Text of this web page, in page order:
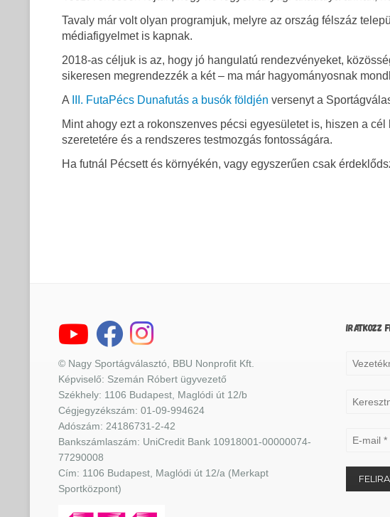
Tavaly már volt olyan programjuk, melyre az ország félszáz
médiafigyelmet is kapnak.
2018-as céljuk is az, hogy jó hangulatú rendezvényeket,
sikeresen megrendezzék a két – ma már hagyományosnak
A
III. FutaPécs Dunafutás a busók földjén versenyt a
Mint ahogy ezt a rokonszenves pécsi egyesületet is, hiszen a
szeretetére és a rendszeres testmozgás fontosságára.
Ha futnál Pécsett és környékén, vagy egyszerűen csak
© Nagy Sportágválasztó, BBU Nonprofit Kft.
Képviselő: Szemán Róbert ügyvezető
Székhely: 1106 Budapest, Maglódi út 12/b
Cégjegyzékszám: 01-09-994624
Adószám: 24186731-2-42
Bankszámlaszám: UniCredit Bank 10918001-00000074-
77290008
Cím: 1106 Budapest, Maglódi út 12/a (Merkapt
Sportközpont)
IRATKOZZ